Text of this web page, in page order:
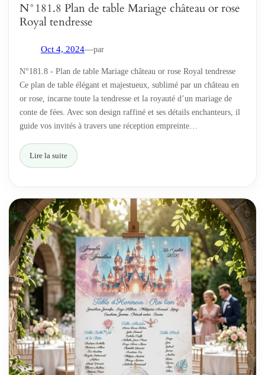
N°181.8 Plan de table Mariage château or rose
Royal tendresse
Oct 4, 2024—par
N°181.8 - Plan de table Mariage château or rose Royal tendresse
Ce plan de table élégant et majestueux, sublimé par un château en
or rose, incarne toute la tendresse et la royauté d’un mariage de
conte de fées. Avec son design raffiné et ses détails enchanteurs, il
guide vos invités à travers une réception empreinte…
Lire la suite